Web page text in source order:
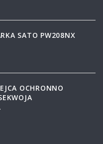
SATO PW208NX
OCHRONNO